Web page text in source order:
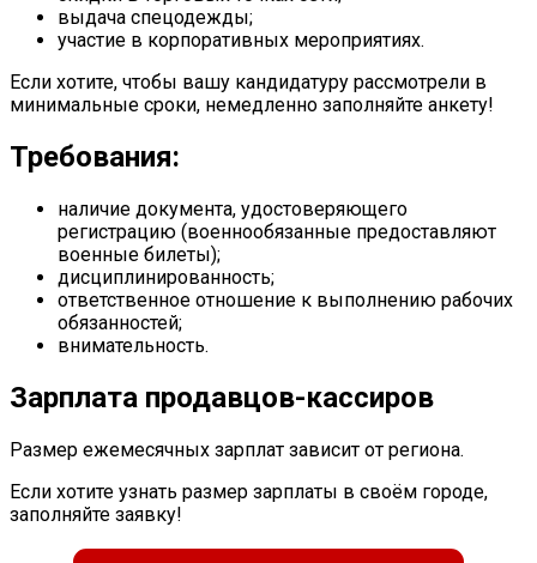
выдача спецодежды;
участие в корпоративных мероприятиях.
Если хотите, чтобы вашу кандидатуру рассмотрели в
минимальные сроки, немедленно заполняйте анкету!
Требования:
наличие документа, удостоверяющего
регистрацию (военнообязанные предоставляют
военные билеты);
дисциплинированность;
ответственное отношение к выполнению рабочих
обязанностей;
внимательность.
Зарплата продавцов-кассиров
Размер ежемесячных зарплат зависит от региона.
Если хотите узнать размер зарплаты в своём городе,
заполняйте заявку!